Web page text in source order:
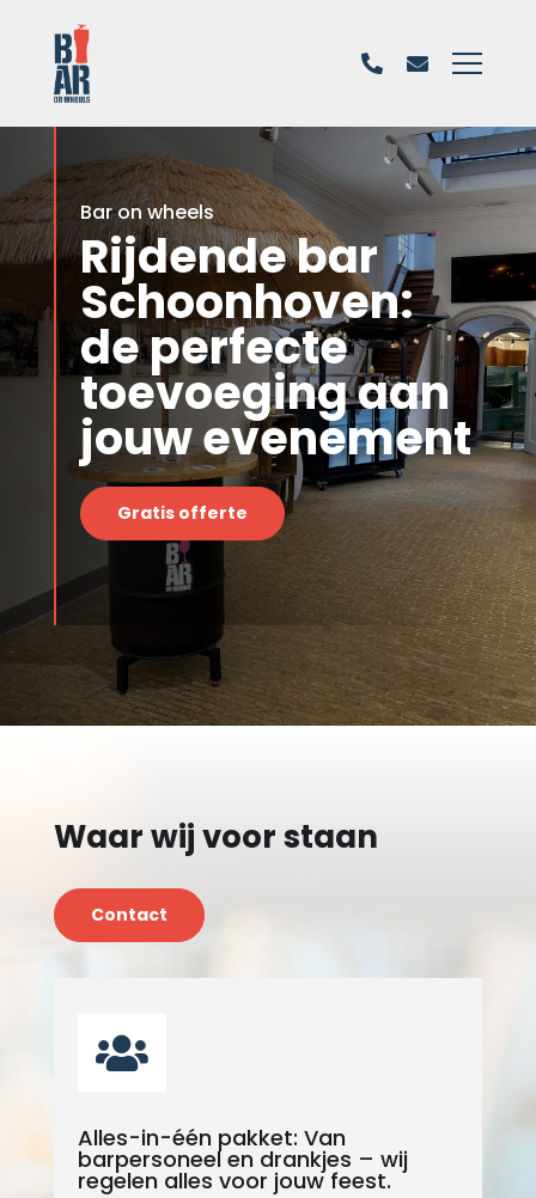
Bar on wheels
Rijdende bar
Schoonhoven:
de perfecte
toevoeging aan
jouw evenement
Gratis offerte
Waar wij voor staan
Contact

Alles-in-één pakket: Van
barpersoneel en drankjes – wij
regelen alles voor jouw feest.